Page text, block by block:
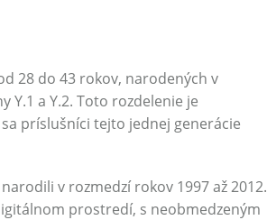
28 do 43 rokov, narodených v
Y.1 a Y.2. Toto rozdelenie je
príslušníci tejto jednej generácie
v rozmedzí rokov 1997 až 2012.
prostredí, s neobmedzeným